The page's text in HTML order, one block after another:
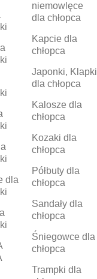
dla
niemowlęce
dla chłopca
Kapcie dla
chłopca
Japonki, Klapki
dla chłopca
Kalosze dla
chłopca
Kozaki dla
chłopca
Półbuty dla
chłopca
Sandały dla
chłopca
Śniegowce dla
chłopca
Trampki dla